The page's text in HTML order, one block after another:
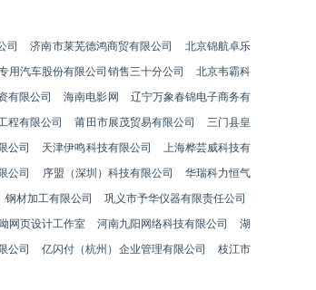
司 济南市莱芜德鸿商贸有限公司
北京锦航卓乐
用汽车股份有限公司销售三十分公司
北京韦霸科
有限公司 海南电影网
辽宁万象春锦电子商务有
程有限公司 莆田市展茂贸易有限公司
三门县皇
公司 天津伊鸣科技有限公司
上海桦芸威科技有
公司 序盟（深圳）科技有限公司
华瑞科力恒气
钢材加工有限公司
巩义市予华仪器有限责任公司
网页设计工作室 河南九阳网络科技有限公司
湖
公司 亿闪付（杭州）企业管理有限公司
枝江市